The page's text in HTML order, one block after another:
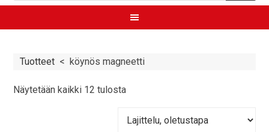
Tuotteet <köynös magneetti
Näytetään kaikki 12 tulosta